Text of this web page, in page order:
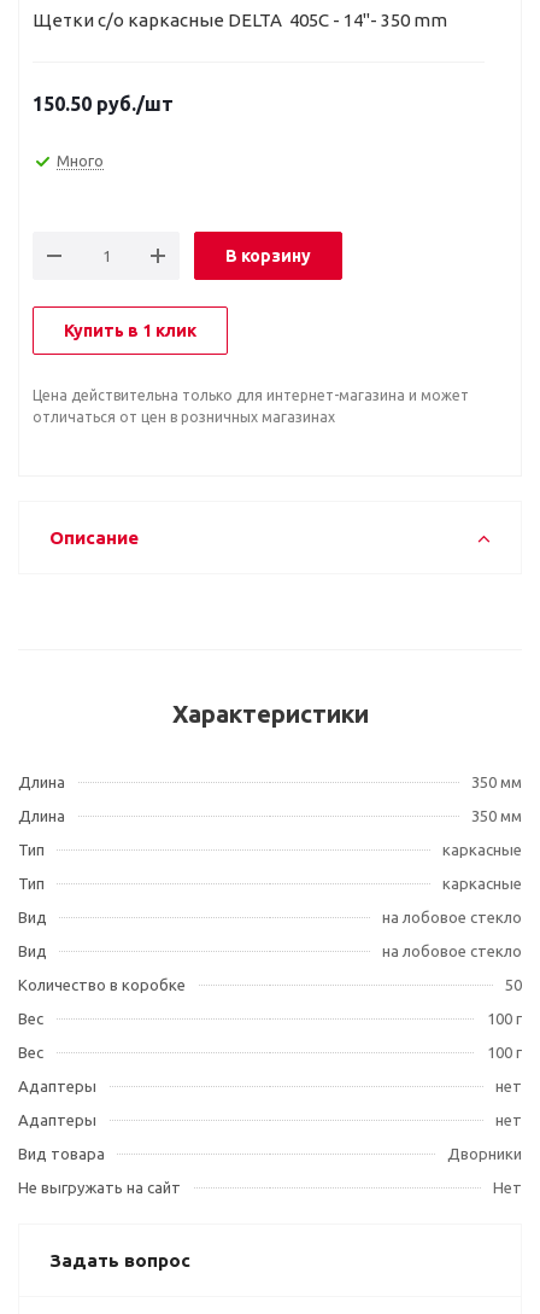
Щетки с/о каркасные DELTA 405C - 14"- 350 mm
150.50 руб./шт
Много
В корзину
Купить в 1 клик
Цена действительна только для интернет-магазина и может
отличаться от цен в розничных магазинах
Описание
Характеристики
Длина
350 мм
Длина
350 мм
Тип
каркасные
Тип
каркасные
Вид
на лобовое стекло
Вид
на лобовое стекло
Количество в коробке
50
Вес
100 г
Вес
100 г
Адаптеры
нет
Адаптеры
нет
Вид товара
Дворники
Не выгружать на сайт
Нет
Задать вопрос